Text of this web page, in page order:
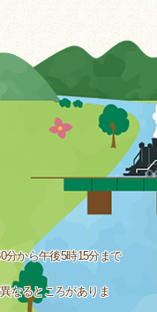
分から午後5時15分まで
なるところがありま